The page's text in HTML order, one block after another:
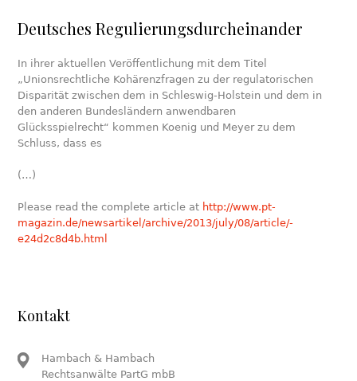
Deutsches Regulierungsdurcheinander
In ihrer aktuellen Veröffentlichung mit dem Titel
„Unionsrechtliche Kohärenzfragen zu der regulatorischen
Disparität zwischen dem in Schleswig-Holstein und dem in
den anderen Bundesländern anwendbaren
Glücksspielrecht“ kommen Koenig und Meyer zu dem
Schluss, dass es
(…)
Please read the complete article at http://www.pt-
magazin.de/newsartikel/archive/2013/july/08/article/-
e24d2c8d4b.html
Kontakt
Hambach & Hambach
Rechtsanwälte PartG mbB